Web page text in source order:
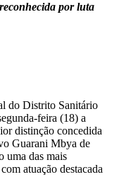
por luta
do Distrito Sanitário
feira (18) a
distinção concedida
Guarani Mbya de
uma das mais
atuação destacada